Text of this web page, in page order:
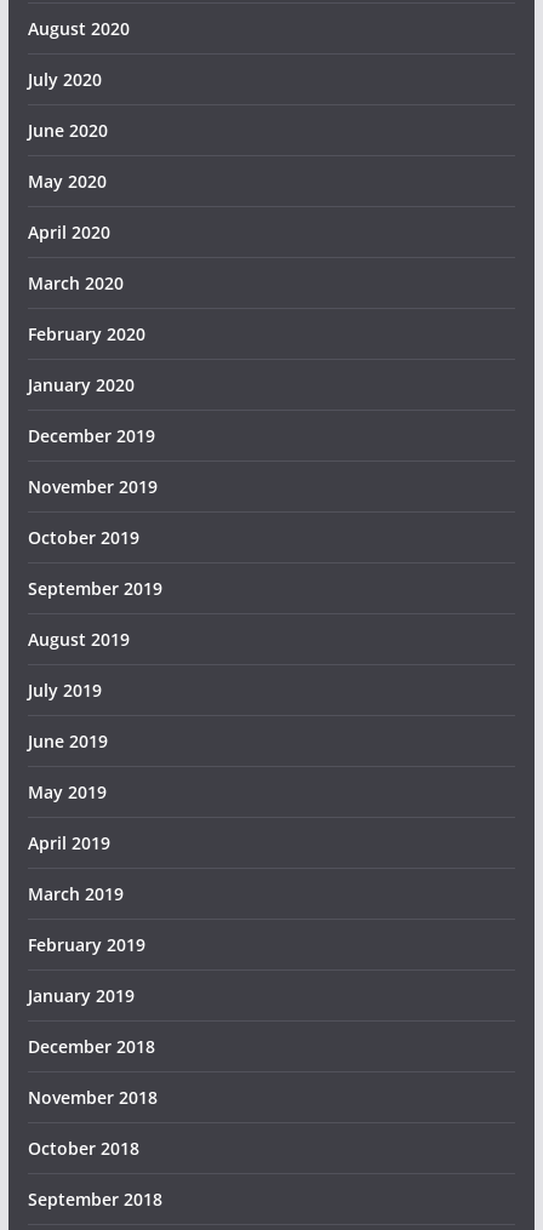
August 2020
July 2020
June 2020
May 2020
April 2020
March 2020
February 2020
January 2020
December 2019
November 2019
October 2019
September 2019
August 2019
July 2019
June 2019
May 2019
April 2019
March 2019
February 2019
January 2019
December 2018
November 2018
October 2018
September 2018